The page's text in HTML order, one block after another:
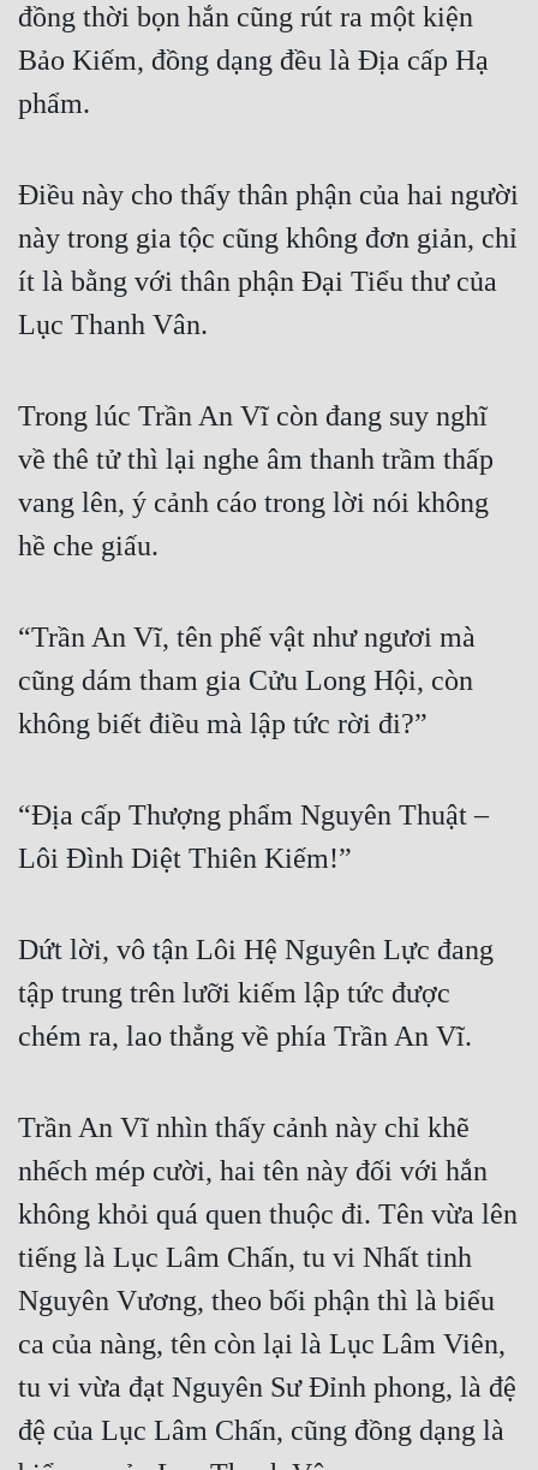
đồng thời bọn hắn cũng rút ra một kiện
Bảo Kiếm, đồng dạng đều là Địa cấp Hạ
phẩm.
Điều này cho thấy thân phận của hai người
này trong gia tộc cũng không đơn giản, chỉ
ít là bằng với thân phận Đại Tiểu thư của
Lục Thanh Vân.
Trong lúc Trần An Vĩ còn đang suy nghĩ
về thê tử thì lại nghe âm thanh trầm thấp
vang lên, ý cảnh cáo trong lời nói không
hề che giấu.
“Trần An Vĩ, tên phế vật như ngươi mà
cũng dám tham gia Cửu Long Hội, còn
không biết điều mà lập tức rời đi?”
“Địa cấp Thượng phẩm Nguyên Thuật –
Lôi Đình Diệt Thiên Kiếm!”
Dứt lời, vô tận Lôi Hệ Nguyên Lực đang
tập trung trên lưỡi kiếm lập tức được
chém ra, lao thẳng về phía Trần An Vĩ.
Trần An Vĩ nhìn thấy cảnh này chỉ khẽ
nhếch mép cười, hai tên này đối với hắn
không khỏi quá quen thuộc đi. Tên vừa lên
tiếng là Lục Lâm Chấn, tu vi Nhất tinh
Nguyên Vương, theo bối phận thì là biểu
ca của nàng, tên còn lại là Lục Lâm Viên,
tu vi vừa đạt Nguyên Sư Đỉnh phong, là đệ
đệ của Lục Lâm Chấn, cũng đồng dạng là